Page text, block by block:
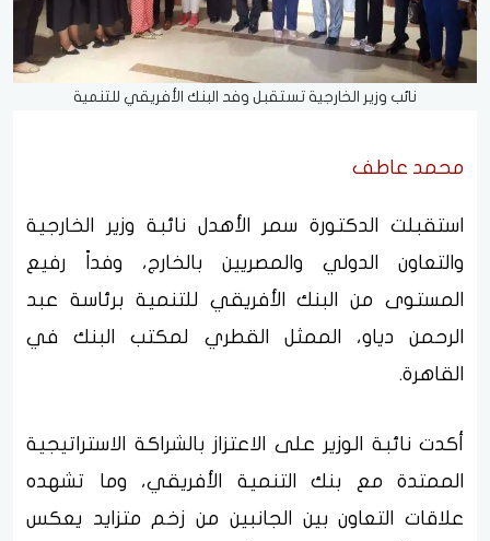
نائب وزير الخارجية تستقبل وفد البنك الأفريقي للتنمية
محمد عاطف
استقبلت الدكتورة سمر الأهدل نائبة وزير الخارجية
والتعاون الدولي والمصريين بالخارج، وفداً رفيع
المستوى من البنك الأفريقي للتنمية برئاسة عبد
الرحمن دياو، الممثل القطري لمكتب البنك في
القاهرة.
أكدت نائبة الوزير على الاعتزاز بالشراكة الاستراتيجية
الممتدة مع بنك التنمية الأفريقي، وما تشهده
علاقات التعاون بين الجانبين من زخم متزايد يعكس